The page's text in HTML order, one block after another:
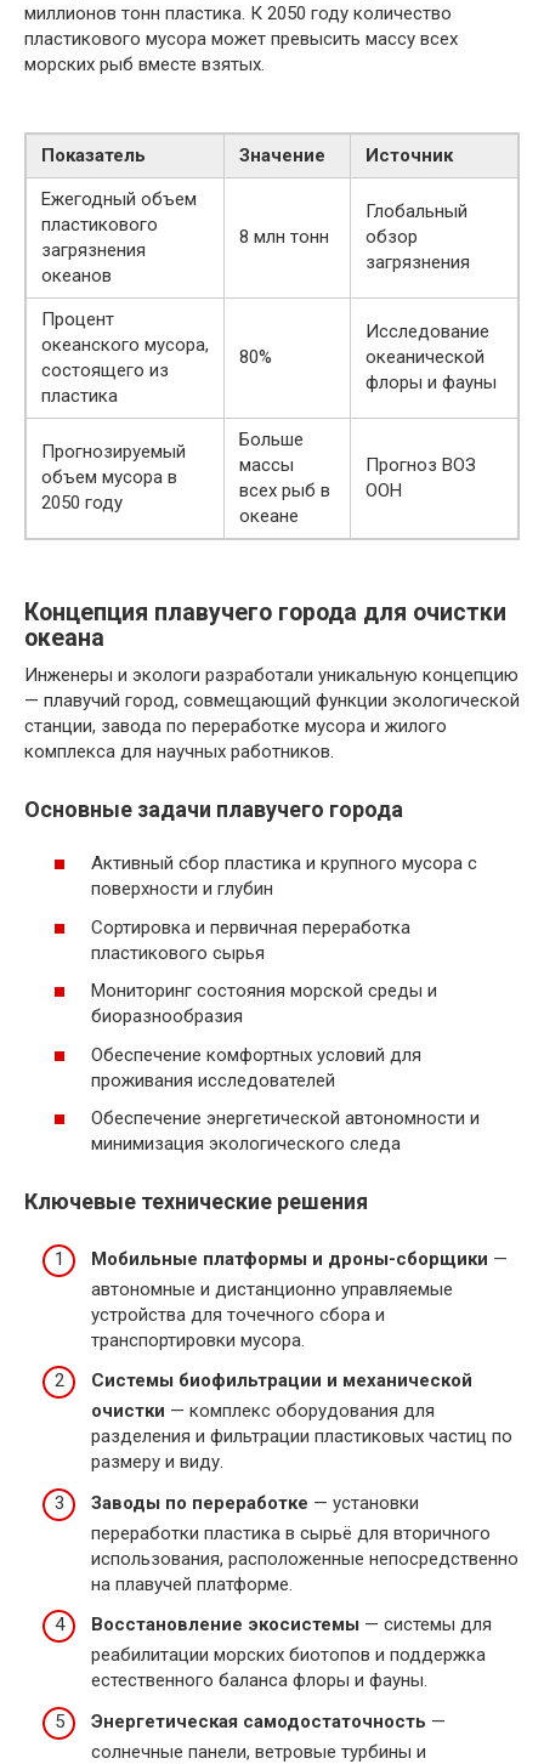
миллионов тонн пластика. К 2050 году количество
пластикового мусора может превысить массу всех
морских рыб вместе взятых.
Показатель Значение
Источник
Ежегодный объем
пластикового
загрязнения
океанов
8 млн тонн
Глобальный
обзор
загрязнения
Процент
океанского мусора,
состоящего из
пластика
80%
Исследование
океанической
флоры и фауны
Прогнозируемый
объем мусора в
2050 году
Больше
массы
всех рыб в
океане
Прогноз ВОЗ
ООН
Концепция плавучего города для очистки
океана
Инженеры и экологи разработали уникальную концепцию
— плавучий город, совмещающий функции экологической
станции, завода по переработке мусора и жилого
комплекса для научных работников.
Основные задачи плавучего города
Активный сбор пластика и крупного мусора с
поверхности и глубин
Сортировка и первичная переработка
пластикового сырья
Мониторинг состояния морской среды и
биоразнообразия
Обеспечение комфортных условий для
проживания исследователей
Обеспечение энергетической автономности и
минимизация экологического следа
Ключевые технические решения
Мобильные платформы и дроны-сборщики —
автономные и дистанционно управляемые
устройства для точечного сбора и
транспортировки мусора.
Системы биофильтрации и механической
очистки — комплекс оборудования для
разделения и фильтрации пластиковых частиц по
размеру и виду.
Заводы по переработке — установки
переработки пластика в сырьё для вторичного
использования, расположенные непосредственно
на плавучей платформе.
Восстановление экосистемы — системы для
реабилитации морских биотопов и поддержка
естественного баланса флоры и фауны.
Энергетическая самодостаточность —
солнечные панели, ветровые турбины и